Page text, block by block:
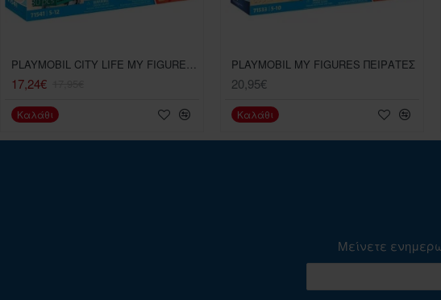
17,24€
Καλάθι
PLAYMOBIL MY FIGURES ΠΕΙΡΑΤΕΣ
20,95€
Καλάθι
Μείνετε